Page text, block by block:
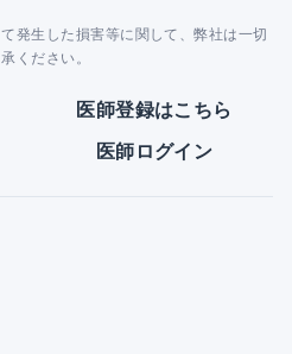
発生した損害等に関して、弊社は一切
ください。
医師登録はこちら
医師ログイン